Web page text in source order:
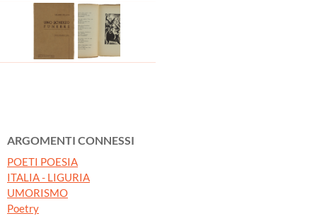
ARGOMENTI CONNESSI
POETI POESIA
ITALIA - LIGURIA
UMORISMO
Poetry